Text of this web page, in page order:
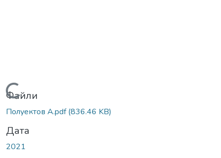
Вантажиться...
Файли
Полуектов А.pdf(836.46 KB)
Дата
2021